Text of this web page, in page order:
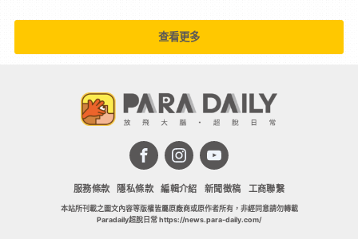
查看更多
服務條款 隱私條款 編輯介紹 新聞徵稿 工商聯繫
本站所刊載之圖文內容等版權皆屬原廠商或原作者所有，非經同意請勿轉載
Paradaily超脫日常 https://news.para-daily.com/